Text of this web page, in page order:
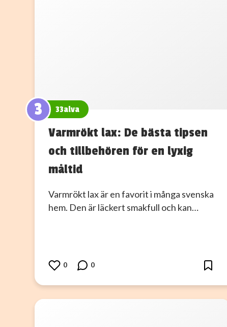
3 33alva
Varmrökt lax: De bästa tipsen
och tillbehören för en lyxig
måltid
Varmrökt lax är en favorit i många svenska
hem. Den är läckert smakfull och kan…
0 0